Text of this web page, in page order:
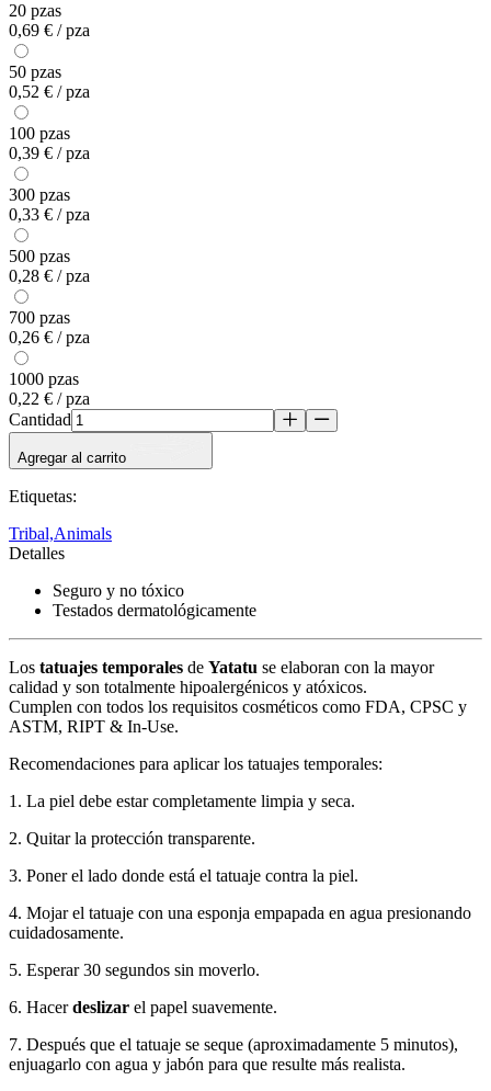
20 pzas
0,69 € / pza
50 pzas
0,52 € / pza
100 pzas
0,39 € / pza
300 pzas
0,33 € / pza
500 pzas
0,28 € / pza
700 pzas
0,26 € / pza
1000 pzas
0,22 € / pza
Cantidad
Agregar al carrito
Etiquetas:
Tribal,Animals
Detalles
Seguro y no tóxico
Testados dermatológicamente
Los tatuajes temporales de Yatatu se elaboran con la mayor
calidad y son totalmente hipoalergénicos y atóxicos.
Cumplen con todos los requisitos cosméticos como FDA, CPSC y
ASTM, RIPT & In-Use.
Recomendaciones para aplicar los tatuajes temporales:
1. La piel debe estar completamente limpia y seca.
2. Quitar la protección transparente.
3. Poner el lado donde está el tatuaje contra la piel.
4. Mojar el tatuaje con una esponja empapada en agua presionando
cuidadosamente.
5. Esperar 30 segundos sin moverlo.
6. Hacerdeslizar el papel suavemente.
7. Después que el tatuaje se seque (aproximadamente 5 minutos),
enjuagarlo con agua y jabón para que resulte más realista.